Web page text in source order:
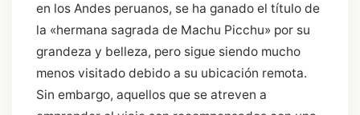
en los Andes peruanos, se ha ganado el título de
la «hermana sagrada de Machu Picchu» por su
grandeza y belleza, pero sigue siendo mucho
menos visitado debido a su ubicación remota.
Sin embargo, aquellos que se atreven a